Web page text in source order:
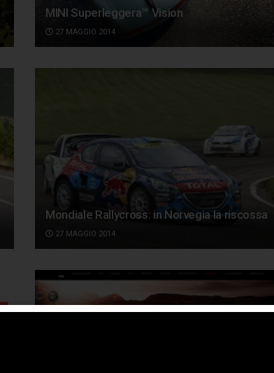
MINI Superleggera™ Vision
27 MAGGIO 2014
Mondiale Rallycross: in Norvegia la riscossa
27 MAGGIO 2014